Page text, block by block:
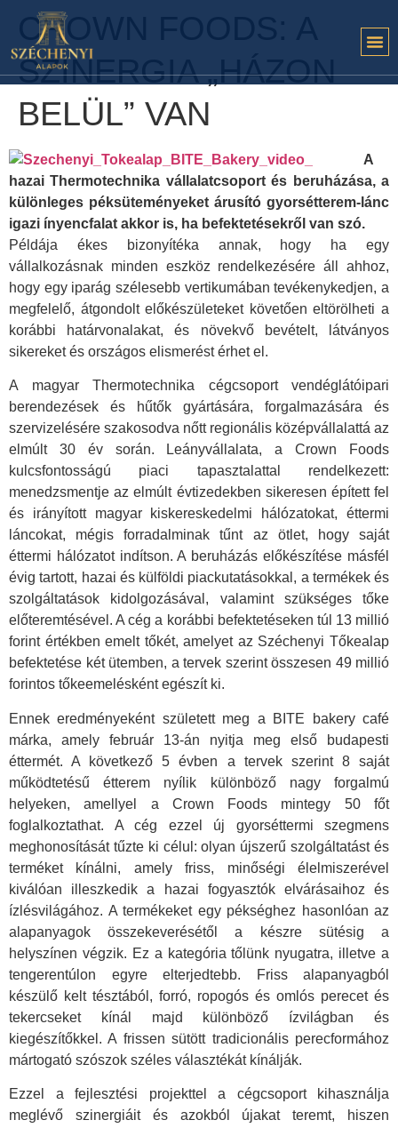
CROWN FOODS: A
SZINERGIA „HÁZON
BELÜL” VAN
A
hazai Thermotechnika vállalatcsoport és beruházása, a
különleges péksüteményeket árusító gyorsétterem-lánc
igazi ínyencfalat akkor is, ha befektetésekről van szó.
Példája ékes bizonyítéka annak, hogy ha egy
vállalkozásnak minden eszköz rendelkezésére áll ahhoz,
hogy egy iparág szélesebb vertikumában tevékenykedjen, a
megfelelő, átgondolt előkészületeket követően eltörölheti a
korábbi határvonalakat, és növekvő bevételt, látványos
sikereket és országos elismerést érhet el.
A magyar Thermotechnika cégcsoport vendéglátóipari
berendezések és hűtők gyártására, forgalmazására és
szervizelésére szakosodva nőtt regionális középvállalattá az
elmúlt 30 év során. Leányvállalata, a Crown Foods
kulcsfontosságú piaci tapasztalattal rendelkezett:
menedzsmentje az elmúlt évtizedekben sikeresen épített fel
és irányított magyar kiskereskedelmi hálózatokat, éttermi
láncokat, mégis forradalminak tűnt az ötlet, hogy saját
éttermi hálózatot indítson. A beruházás előkészítése másfél
évig tartott, hazai és külföldi piackutatásokkal, a termékek és
szolgáltatások kidolgozásával, valamint szükséges tőke
előteremtésével. A cég a korábbi befektetéseken túl 13 millió
forint értékben emelt tőkét, amelyet az Széchenyi Tőkealap
befektetése két ütemben, a tervek szerint összesen 49 millió
forintos tőkeemelésként egészít ki.
Ennek eredményeként született meg a BITE bakery café
márka, amely február 13-án nyitja meg első budapesti
éttermét. A következő 5 évben a tervek szerint 8 saját
működtetésű étterem nyílik különböző nagy forgalmú
helyeken, amellyel a Crown Foods mintegy 50 főt
foglalkoztathat. A cég ezzel új gyorséttermi szegmens
meghonosítását tűzte ki célul: olyan újszerű szolgáltatást és
terméket kínálni, amely friss, minőségi élelmiszerével
kiválóan illeszkedik a hazai fogyasztók elvárásaihoz és
ízlésvilágához. A termékeket egy pékséghez hasonlóan az
alapanyagok összekeverésétől a készre sütésig a
helyszínen végzik. Ez a kategória tőlünk nyugatra, illetve a
tengerentúlon egyre elterjedtebb. Friss alapanyagból
készülő kelt tésztából, forró, ropogós és omlós perecet és
tekercseket kínál majd különböző ízvilágban és
kiegészítőkkel. A frissen sütött tradicionális perecformához
mártogató szószok széles választékát kínálják.
Ezzel a fejlesztési projekttel a cégcsoport kihasználja
meglévő szinergiáit és azokból újakat teremt, hiszen